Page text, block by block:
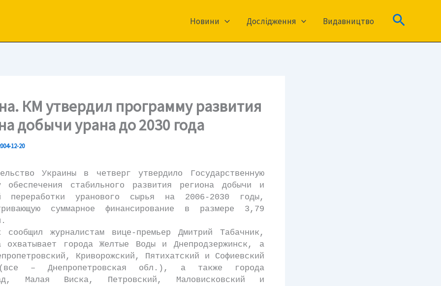
Новини Дослідження Видавництво Пошук
КМ утвердил программу развития
добычи урана до 2030 года
12-20
Украины в четверг утвердило Государственную
обеспечения стабильного развития региона добычи и
переработки уранового сырья на 2006-2030 годы,
суммарное финансирование в размере 3,79
журналистам вице-премьер Дмитрий Табачник,
охватывает города Желтые Воды и Днепродзержинск, а
Криворожский, Пятихатский и Софиевский
– Днепропетровская обл.), а также города
Малая Виска, Петровский, Маловисковский и